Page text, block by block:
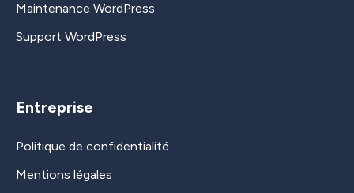
Maintenance WordPress
Support WordPress
Entreprise
Politique de confidentialité
Mentions légales